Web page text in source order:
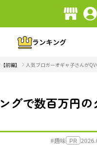
ランキング
前編】 人気ブロガーオギャ子さんが
グで数百万円の
#趣味 PR